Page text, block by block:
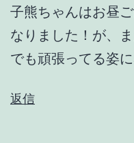
子熊ちゃんはお昼
なりました！が、
でも頑張ってる姿
返信